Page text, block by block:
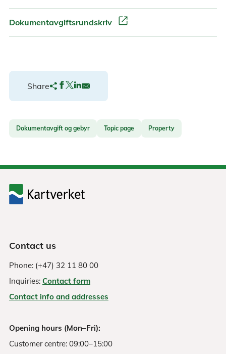
Dokumentavgiftsrundskriv open_in_new
Share
Dokumentavgift og gebyr Topic page Property
Contact us
Phone: (+47) 32 11 80 00
Inquiries: Contact form
Contact info and addresses
Opening hours (Mon–Fri):
Customer centre: 09:00–15:00